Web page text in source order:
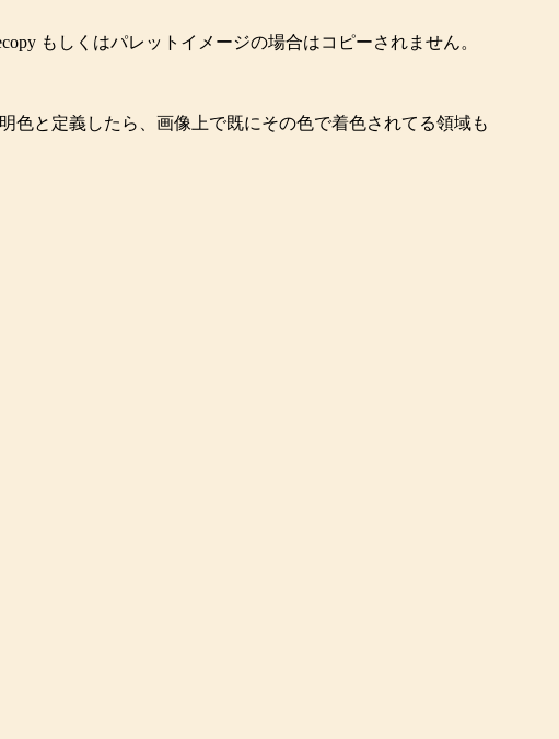
もしくはパレットイメージの場合はコピーされません。
色と定義したら、画像上で既にその色で着色されてる領域も